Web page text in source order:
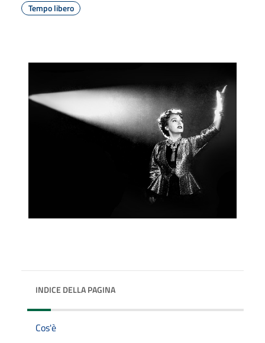
Tempo libero
INDICE DELLA PAGINA
Cos'è